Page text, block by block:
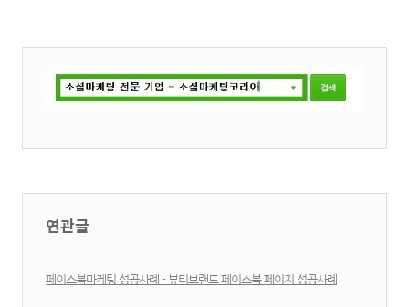
연관글
페이스북마케팅 성공사례 - 뷰티브랜드 페이스북 페이지 성공사례